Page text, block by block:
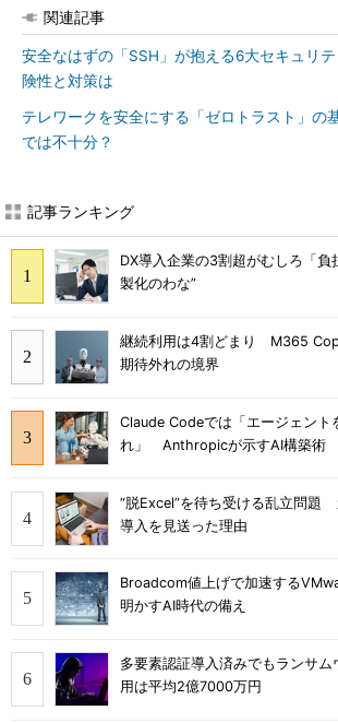
関連記事
安全なはずの「SSH」が抱える6大セキュリ
険性と対策は
テレワークを安全にする「ゼロトラスト」の
では不十分？
記事ランキング
DX導入企業の3割超がむしろ「
製化のわな”
継続利用は4割どまり M365
期待外れの境界
Claude Codeでは「エージェント
れ」 Anthropicが示すAI構築術
“脱Excel”を待ち受ける乱立問題
導入を見送った理由
Broadcom値上げで加速する
明かすAI時代の備え
多要素認証導入済みでもランサ
用は平均2億7000万円